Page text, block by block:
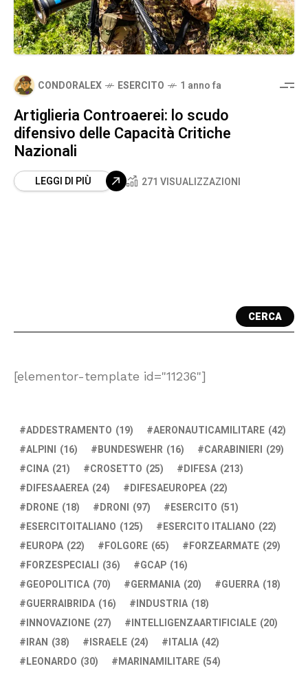
CONDORALEX ESERCITO 1 anno fa
Artiglieria Controaerei: lo scudo
difensivo delle Capacità Critiche
Nazionali
LEGGI DI PIÙ 271 VISUALIZZAZIONI
CERCA
[elementor-template id="11236"]
ADDESTRAMENTO (19) AERONAUTICAMILITARE (42)
ALPINI (16) BUNDESWEHR (16) CARABINIERI (29)
CINA (21) CROSETTO (25) DIFESA (213)
DIFESAAEREA (24) DIFESAEUROPEA (22)
DRONE (18) DRONI (97) ESERCITO (51)
ESERCITOITALIANO (125) ESERCITO ITALIANO (22)
EUROPA (22) FOLGORE (65) FORZEARMATE (29)
FORZESPECIALI (36) GCAP (16)
GEOPOLITICA (70) GERMANIA (20) GUERRA (18)
GUERRAIBRIDA (16) INDUSTRIA (18)
INNOVAZIONE (27) INTELLIGENZAARTIFICIALE (20)
IRAN (38) ISRAELE (24) ITALIA (42)
LEONARDO (30) MARINAMILITARE (54)